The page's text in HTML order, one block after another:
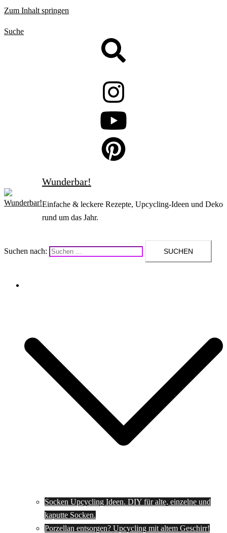
Zum Inhalt springen
Suche
Wunderbar!
Einfache & leckere Rezepte, Upcycling-Ideen und Deko
rund um das Jahr.
Suchen nach:
Socken Upcycling Ideen. DIY für alte, einzelne und
kaputte Socken.
Porzellan entsorgen? Upcycling mit altem Geschirr!